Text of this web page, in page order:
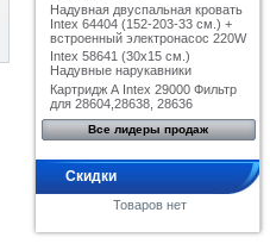
Надувная двуспальная кровать
Intex 64404 (152-203-33 см.) +
встроенный электронасос 220W
Intex 58641 (30x15 см.)
Надувные нарукавники
Картридж А Intex 29000 Фильтр
для 28604,28638, 28636
Все лидеры продаж
Скидки
Товаров нет